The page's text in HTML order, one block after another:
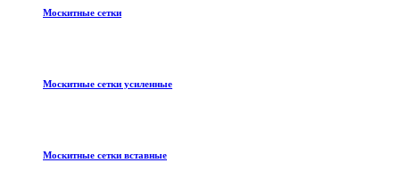
Москитные сетки
Москитные сетки усиленные
Москитные сетки вставные